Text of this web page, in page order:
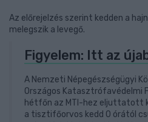
Az előrejelzés szerint kedden a
melegszik a levegő.
Figyelem: Itt az
A Nemzeti Népegészségügyi
Országos Katasztrófavédelmi
hétfőn az MTI-hez eljuttatott
a tisztifőorvos kedd 0 órától